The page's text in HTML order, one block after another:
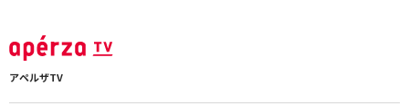
アペルザTV